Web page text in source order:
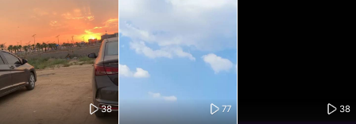
38 77 38